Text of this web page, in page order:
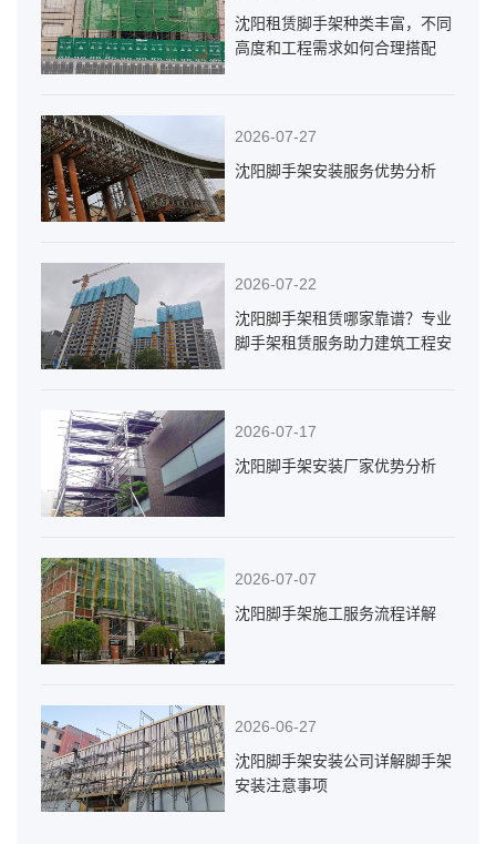
沈阳租赁脚手架种类丰富，不同
高度和工程需求如何合理搭配
2026-07-27
沈阳脚手架安装服务优势分析
2026-07-22
沈阳脚手架租赁哪家靠谱？专业
脚手架租赁服务助力建筑工程安
2026-07-17
沈阳脚手架安装厂家优势分析
2026-07-07
沈阳脚手架施工服务流程详解
2026-06-27
沈阳脚手架安装公司详解脚手架
安装注意事项